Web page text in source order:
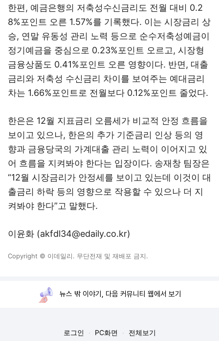
한편, 예금은행의 저축성수신금리도 전월 대비 0.2
8%포인트 오른 1.57%를 기록했다. 이는 시장금리 상
승, 연말 유동성 관리 노력 등으로 순수저축성예금이
정기예금을 중심으로 0.23%포인트 오르고, 시장형
금융상품도 0.41%포인트 오른 영향이다. 반면, 대출
금리와 저축성 수신금리 차이를 보여주는 예대금리
차는 1.66%포인트로 전월보다 0.12%포인트 줄었다.
한은은 12월 지표금리 오름세가 비교적 안정 흐름을
보이고 있으나, 한은의 추가 기준금리 인상 등의 영
향과 금융당국의 가계대출 관리 노력이 이어지고 있
어 흐름을 지켜봐야 한다는 입장이다. 송재창 팀장은
“12월 시장금리가 안정세를 보이고 있는데 이것이 대
출금리 하락 등의 영향으로 작용할 수 있으나 더 지
켜봐야 한다”고 말했다.
이윤화 (akfdl34@edaily.co.kr)
Copyright © 이데일리. 무단전재 및 재배포 금지.
뉴스 밖 이야기, 다음 커뮤니티 웹에서 보기
로그인 PC화면 전체보기